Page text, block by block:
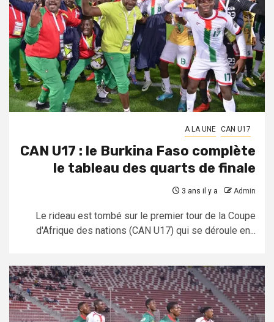
A LA UNE CAN U17
CAN U17 : le Burkina Faso complète
le tableau des quarts de finale
3 ans il y a Admin
Le rideau est tombé sur le premier tour de la Coupe
d'Afrique des nations (CAN U17) qui se déroule en...